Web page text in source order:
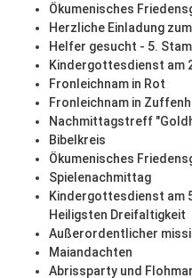
Ökumenisches
Herzliche Einladung
Helfer gesucht - 5.
Kindergottesdienst am
Fronleichnam in Rot
Fronleichnam in
Nachmittagstreff
Bibelkreis
Ökumenisches
Spielenachmittag
Kindergottesdienst am
Heiligsten Dreifaltigkeit
Außerordentlicher
Maiandachten
Abrissparty und